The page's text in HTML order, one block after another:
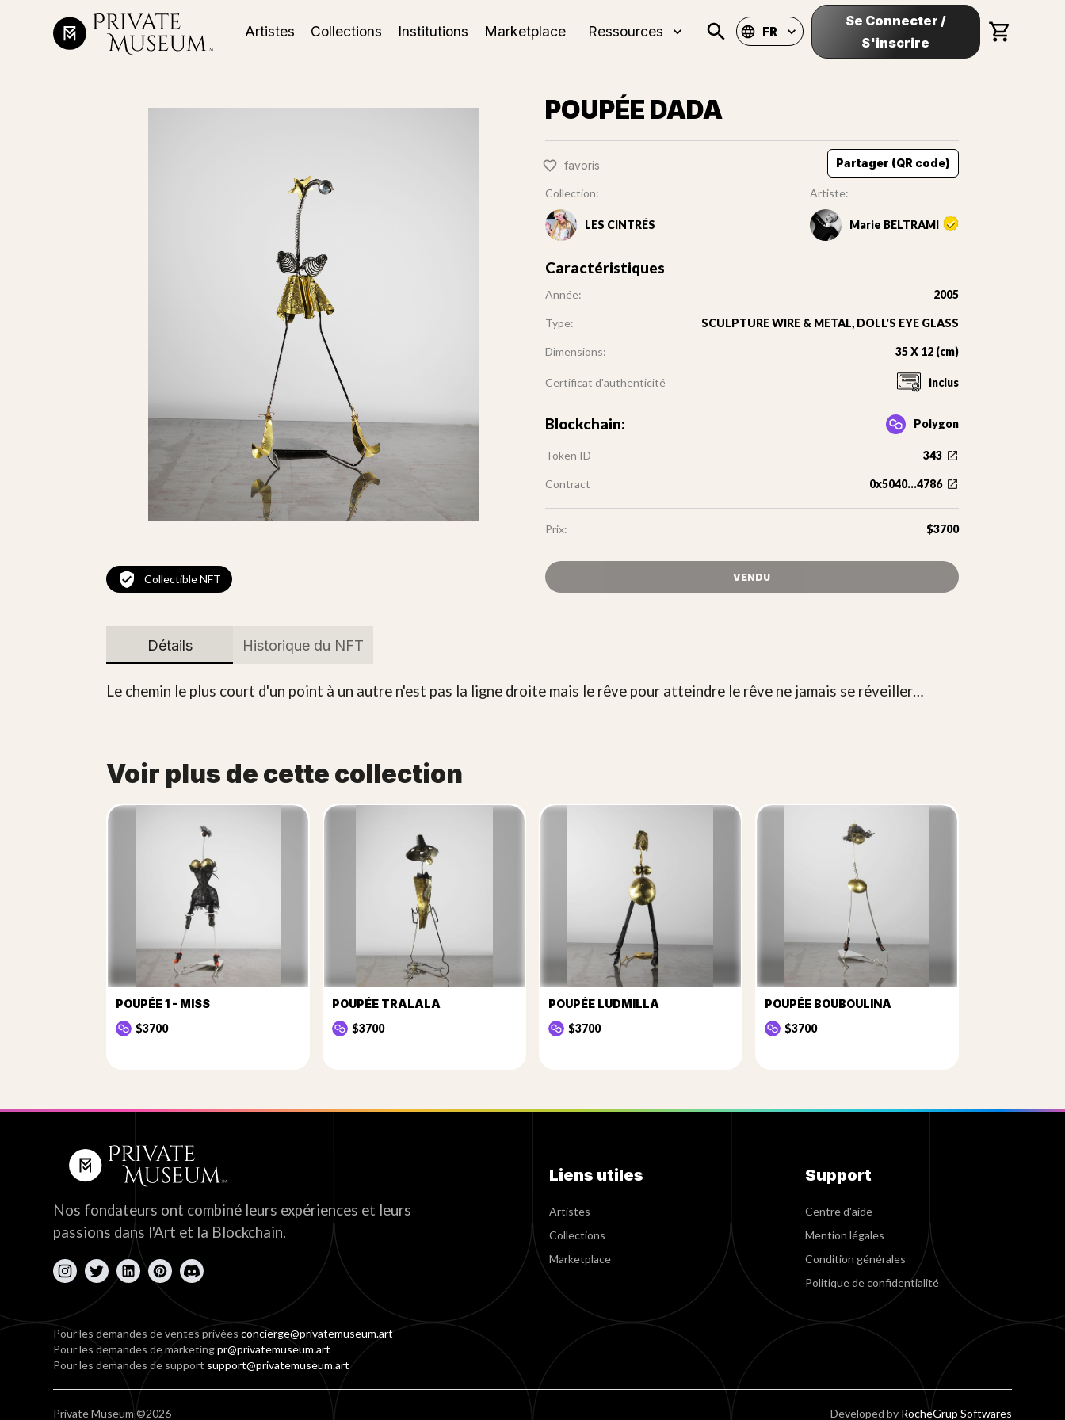
Artistes Collections Institutions Marketplace Ressources FR
Se Connecter /
S'inscrire
Collectible NFT
POUPÉE DADA
favoris Partager (QR code)
Collection:
LES CINTRÉS
Artiste:
Marie BELTRAMI
Caractéristiques
Année: 2005
Type: SCULPTURE WIRE & METAL, DOLL'S EYE GLASS
Dimensions: 35 X 12 (cm)
Certificat d'authenticité inclus
Blockchain: Polygon
Token ID 343
Contract 0x5040...4786
Prix: $3700
VENDU
Détails Historique du NFT
Le chemin le plus court d'un point à un autre n'est pas la ligne droite mais le rêve pour atteindre le rêve ne jamais se réveiller…
Voir plus de cette collection
POUPÉE 1 - MISS
$3700
POUPÉE TRALALA
$3700
POUPÉE LUDMILLA
$3700
POUPÉE BOUBOULINA
$3700
Nos fondateurs ont combiné leurs expériences et leurs
passions dans l'Art et la Blockchain.
Liens utiles
Artistes
Collections
Marketplace
Support
Centre d'aide
Mention légales
Condition générales
Politique de confidentialité
Pour les demandes de ventes privéesconcierge@privatemuseum.art
Pour les demandes de marketingpr@privatemuseum.art
Pour les demandes de support support@privatemuseum.art
Private Museum ©2026 Developed by RocheGrup Softwares